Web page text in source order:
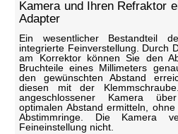
Kamera und Ihren Refraktor
Adapter
Ein wesentlicher Bestandteil
integrierte Feinverstellung. Durch
am Korrektor können Sie den
Bruchteile eines Millimeters
den gewünschten Abstand
diesen mit der
angeschlossener Kamera
optimalen Abstand ermitteln,
Abstimmringe. Die Kamera
Feineinstellung nicht.